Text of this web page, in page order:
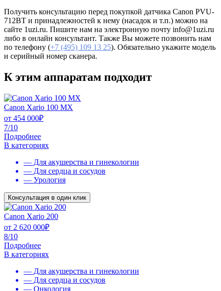
Получить консультацию перед покупкой датчика Canon PVU-
712BT и принадлежностей к нему (насадок и т.п.) можно на
сайте 1uzi.ru. Пишите нам на электронную почту info@1uzi.ru
либо в онлайн консультант. Также Вы можете позвонить нам
по телефону (+7 (495) 109 13 25). Обязательно укажите модель
и серийный номер сканера.
К этим аппаратам подходит
Canon Xario 100 MX
от 454 000₽
7/10
Подробнее
В категориях
— Для акушерства и гинекологии
— Для сердца и сосудов
— Урология
Консультация в один клик
Canon Xario 200
от 2 620 000₽
8/10
Подробнее
В категориях
— Для акушерства и гинекологии
— Для сердца и сосудов
— Онкология